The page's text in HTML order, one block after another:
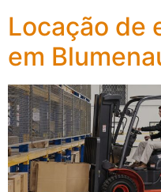
Locação de
em